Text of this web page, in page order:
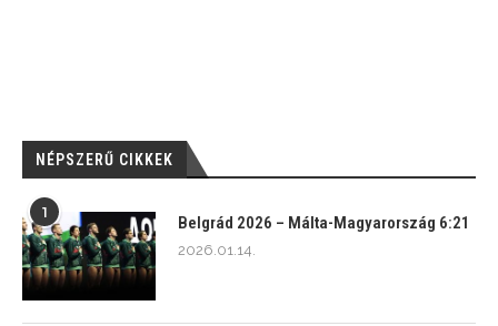
NÉPSZERŰ CIKKEK
1
Belgrád 2026 – Málta-Magyarország 6:21
2026.01.14.